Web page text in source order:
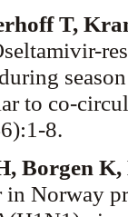
T,
to co-
8.
Borgen
in Norway